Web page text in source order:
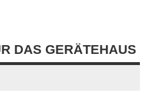
DAS GERÄTEHAUS